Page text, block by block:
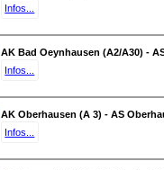
Infos...
AK Bad Oeynhausen (A2/A30) -
Infos...
AK Oberhausen (A 3) - AS
Infos...